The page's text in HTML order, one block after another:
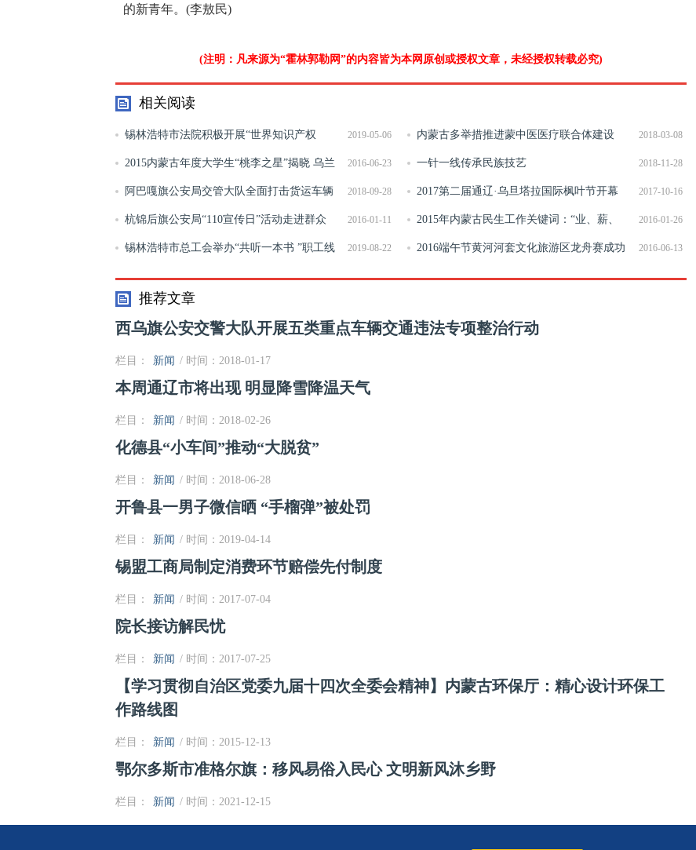
的新青年。(李敖民)
(注明：凡来源为“霍林郭勒网”的内容皆为本网原创或授权文章，未经授权转载必究)
相关阅读
2019-05-06
锡林浩特市法院积极开展“世界知识产权
日”宣传咨询活动
2018-03-08
内蒙古多举措推进蒙中医医疗联合体建设
2016-06-23
2015内蒙古年度大学生“桃李之星”揭晓 乌兰
出席颁奖活动
2018-11-28
一针一线传承民族技艺
2018-09-28
阿巴嘎旗公安局交管大队全面打击货运车辆
违法行为
2017-10-16
2017第二届通辽·乌旦塔拉国际枫叶节开幕
2016-01-11
杭锦后旗公安局“110宣传日”活动走进群众 2016-01-26
2015年内蒙古民生工作关键词：“业、薪、
宅”
2019-08-22
锡林浩特市总工会举办“共听一本书 ”职工线
下书友会活动
2016-06-13
2016端午节黄河河套文化旅游区龙舟赛成功
举行
推荐文章
西乌旗公安交警大队开展五类重点车辆交通违法专项整治行动
栏目： 新闻 / 时间：2018-01-17
本周通辽市将出现 明显降雪降温天气
栏目： 新闻 / 时间：2018-02-26
化德县“小车间”推动“大脱贫”
栏目： 新闻 / 时间：2018-06-28
开鲁县一男子微信晒 “手榴弹”被处罚
栏目： 新闻 / 时间：2019-04-14
锡盟工商局制定消费环节赔偿先付制度
栏目： 新闻 / 时间：2017-07-04
院长接访解民忧
栏目： 新闻 / 时间：2017-07-25
【学习贯彻自治区党委九届十四次全委会精神】内蒙古环保厅：精心设计环保工
作路线图
栏目： 新闻 / 时间：2015-12-13
鄂尔多斯市准格尔旗：移风易俗入民心 文明新风沐乡野
栏目： 新闻 / 时间：2021-12-15